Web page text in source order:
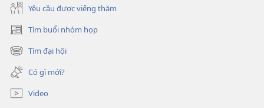
Yêu cầu được viếng thăm
Tìm buổi nhóm họp
(mở
cửa
sổ
mới)
Tìm đại hội
(mở
cửa
sổ
mới)
Có gì mới?
Video